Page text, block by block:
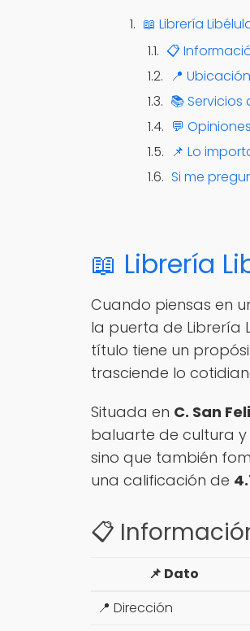
📖 Librería
📋
📍
📚 Servicios
💬
📌 Lo
Si me
📖 Librería
Cuando piensas en
la puerta de Librería
título tiene un
trasciende lo
Situada en C. San
baluarte de cultura y
sino que también
una calificación de
📋
📌 Dato
📍 Dirección